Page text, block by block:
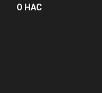
О НАС